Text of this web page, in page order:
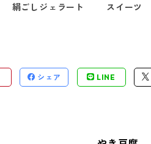
絹ごしジェラート スイーツ
シェア LINE